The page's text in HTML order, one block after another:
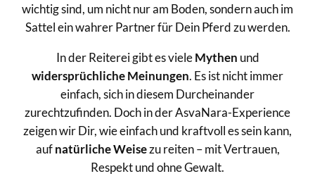
wichtig sind, um nicht nur am Boden, sondern auch im
Sattel ein wahrer Partner für Dein Pferd zu werden.
In der Reiterei gibt es vieleMythen und
widersprüchliche Meinungen. Es ist nicht immer
einfach, sich in diesem Durcheinander
zurechtzufinden. Doch in der AsvaNara-Experience
zeigen wir Dir, wie einfach und kraftvoll es sein kann,
aufnatürliche Weisezu reiten – mit Vertrauen,
Respekt und ohne Gewalt.